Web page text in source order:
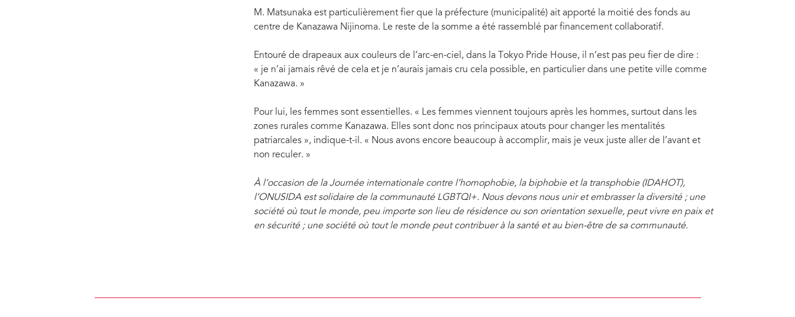
M. Matsunaka est particulièrement fier que la préfecture (municipalité) ait apporté la moitié des fonds au
centre de Kanazawa Nijinoma. Le reste de la somme a été rassemblé par financement collaboratif.
Entouré de drapeaux aux couleurs de l’arc-en-ciel, dans la Tokyo Pride House, il n’est pas peu fier de dire :
« je n’ai jamais rêvé de cela et je n’aurais jamais cru cela possible, en particulier dans une petite ville comme
Kanazawa. »
Pour lui, les femmes sont essentielles. « Les femmes viennent toujours après les hommes, surtout dans les
zones rurales comme Kanazawa. Elles sont donc nos principaux atouts pour changer les mentalités
patriarcales », indique-t-il. « Nous avons encore beaucoup à accomplir, mais je veux juste aller de l’avant et
non reculer. »
À l’occasion de la Journée internationale contre l’homophobie, la biphobie et la transphobie (IDAHOT),
l’ONUSIDA est solidaire de la communauté LGBTQI+. Nous devons nous unir et embrasser la diversité ; une
société où tout le monde, peu importe son lieu de résidence ou son orientation sexuelle, peut vivre en paix et
en sécurité ; une société où tout le monde peut contribuer à la santé et au bien-être de sa communauté.